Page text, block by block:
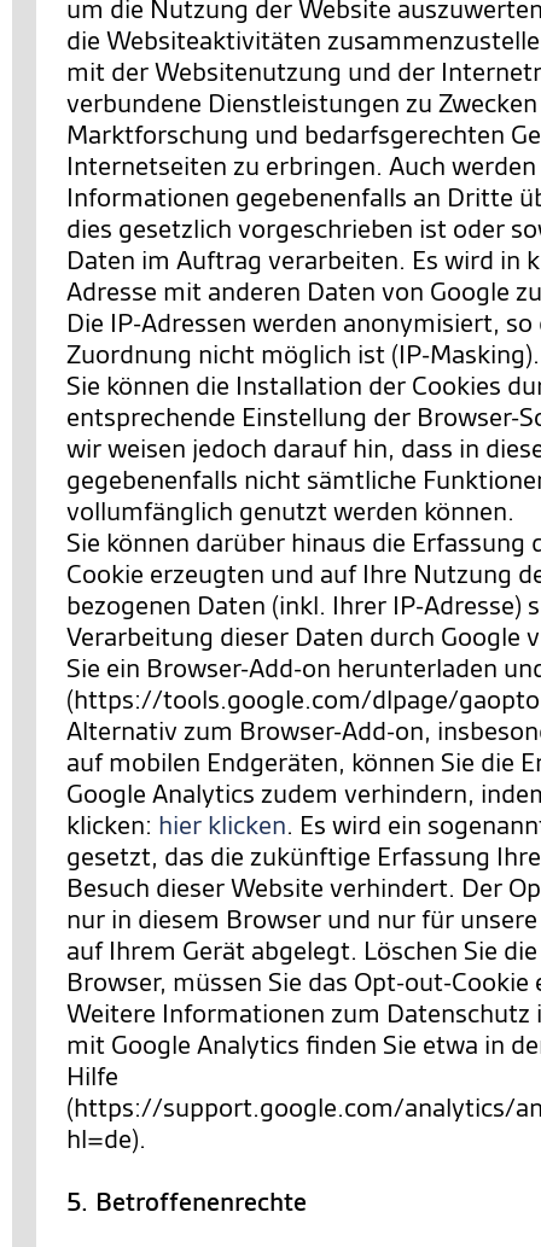
um die Nutzung der Website
die Websiteaktivitäten
mit der Websitenutzung und der
verbundene Dienstleistungen zu
Marktforschung und bedarfsgerechten
Internetseiten zu erbringen. Auch werden
Informationen gegebenenfalls an Dritte
dies gesetzlich vorgeschrieben ist oder
Daten im Auftrag verarbeiten. Es wird in
Adresse mit anderen Daten von Google
Die IP-Adressen werden anonymisiert, so
Zuordnung nicht möglich ist (IP-Masking).
Sie können die Installation der Cookies
entsprechende Einstellung der Browser-
wir weisen jedoch darauf hin, dass in
gegebenenfalls nicht sämtliche
vollumfänglich genutzt werden können.
Sie können darüber hinaus die Erfassung
Cookie erzeugten und auf Ihre Nutzung
bezogenen Daten (inkl. Ihrer IP-Adresse)
Verarbeitung dieser Daten durch Google
Sie ein Browser-Add-on herunterladen
(https://tools.google.com/dlpage/
Alternativ zum Browser-Add-on,
auf mobilen Endgeräten, können Sie die
Google Analytics zudem verhindern,
klicken: hier klicken. Es wird ein
gesetzt, das die zukünftige Erfassung
Besuch dieser Website verhindert. Der
nur in diesem Browser und nur für
auf Ihrem Gerät abgelegt. Löschen Sie
Browser, müssen Sie das Opt-out-Cookie
Weitere Informationen zum Datenschutz
mit Google Analytics finden Sie etwa in
Hilfe
(https://support.google.com/analytics/
hl=de).
5. Betroffenenrechte